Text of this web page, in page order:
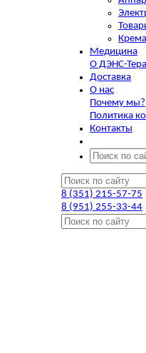
Крема
Медицина
О ДЭНС-
Доставка
О нас
Почему мы?
Политика
Контакты
8 (351) 215-57-75
8 (951) 255-33-44